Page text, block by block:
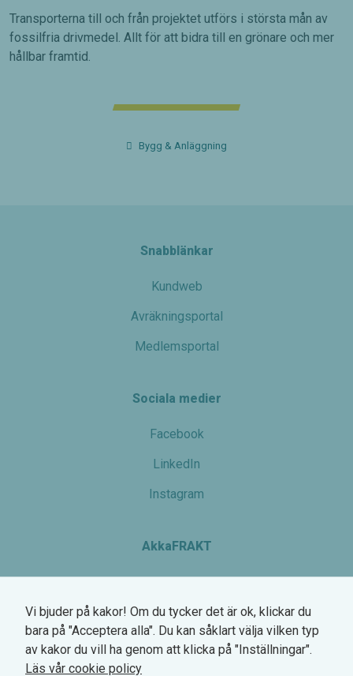
Transporterna till och från projektet utförs i största mån av
fossilfria drivmedel. Allt för att bidra till en grönare och mer
hållbar framtid.
Bygg & Anläggning
Snabblänkar
Kundweb
Avräkningsportal
Medlemsportal
Sociala medier
Facebook
LinkedIn
Instagram
AkkaFRAKT
Växel: 0770-780 700
Hemsögatan 6
211 24 Malmö
Org.nr. 745000-2568
Vi bjuder på kakor! Om du tycker det är ok, klickar du
bara på "Acceptera alla". Du kan såklart välja vilken typ
av kakor du vill ha genom att klicka på "Inställningar".
Läs vår cookie policy
Nödvändiga
går inte att
välja bort. De
behövs för
att hemsidan